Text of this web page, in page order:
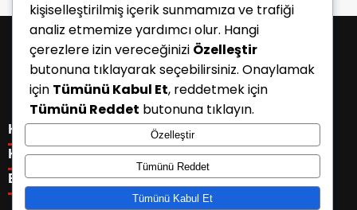
KATEGORİLER
Menü seçimi yapın. WP-ADMIN → Görünüm → Menüler
sayfasından menü eşleştirmesi yapınız.
KISAYOLLAR
Menü seçimi yapın. WP-ADMIN → Görünüm → Menüler
sayfasından menü eşleştirmesi yapınız.
E-BÜLTEN
kişiselleştirilmiş içerik sunmamıza ve trafiği
analiz etmemize yardımcı olur. Hangi
çerezlere izin vereceğinizi Özelleştir
butonuna tıklayarak seçebilirsiniz. Onaylamak
için Tümünü Kabul Et, reddetmek için
Tümünü Reddet butonuna tıklayın.
Özelleştir
Tümünü Reddet
Tümünü Kabul Et